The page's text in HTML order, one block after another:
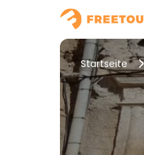
Startseite